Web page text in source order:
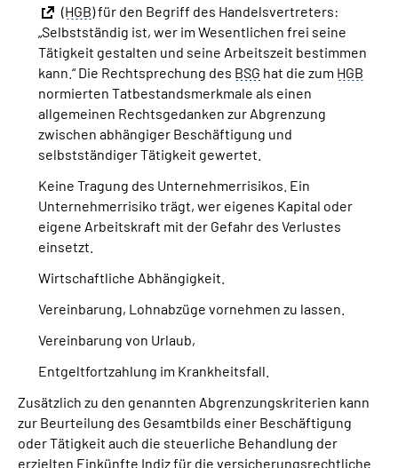
(HGB) für den Begriff des Handelsvertreters:
„Selbstständig ist, wer im Wesentlichen frei seine
Tätigkeit gestalten und seine Arbeitszeit bestimmen
kann.“ Die Rechtsprechung des BSG hat die zum HGB
normierten Tatbestandsmerkmale als einen
allgemeinen Rechtsgedanken zur Abgrenzung
zwischen abhängiger Beschäftigung und
selbstständiger Tätigkeit gewertet.
Keine Tragung des Unternehmerrisikos. Ein
Unternehmerrisiko trägt, wer eigenes Kapital oder
eigene Arbeitskraft mit der Gefahr des Verlustes
einsetzt.
Wirtschaftliche Abhängigkeit.
Vereinbarung, Lohnabzüge vornehmen zu lassen.
Vereinbarung von Urlaub,
Entgeltfortzahlung im Krankheitsfall.
Zusätzlich zu den genannten Abgrenzungskriterien kann
zur Beurteilung des Gesamtbilds einer Beschäftigung
oder Tätigkeit auch die steuerliche Behandlung der
erzielten Einkünfte Indiz für die versicherungsrechtliche